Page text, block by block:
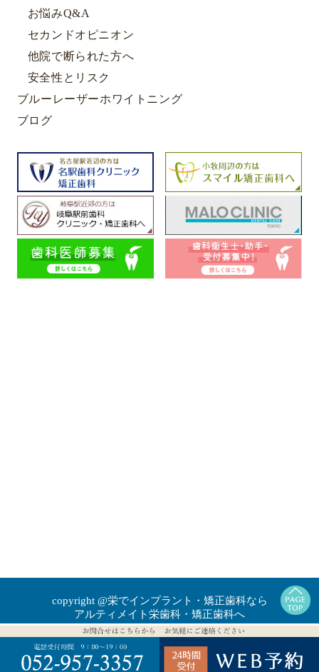
お悩みQ&A
セカンドオピニオン
他院で断られた方へ
安全性とリスク
ブルーレーザーホワイトニング
ブログ
copyright @栄でインプラント・矯正歯科なら
アルティメイト栄歯科・矯正歯科へ